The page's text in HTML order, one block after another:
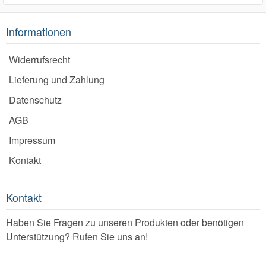
Informationen
Widerrufsrecht
Lieferung und Zahlung
Datenschutz
AGB
Impressum
Kontakt
Kontakt
Haben Sie Fragen zu unseren Produkten oder benötigen
Unterstützung? Rufen Sie uns an!